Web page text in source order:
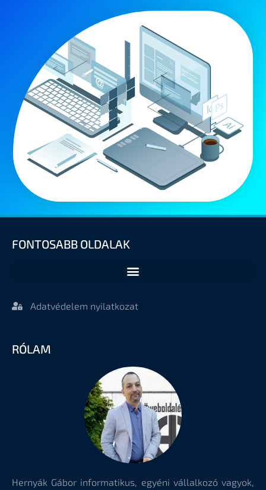
FONTOSABB OLDALAK
Adatvédelem nyilatkozat
RÓLAM
Hernyák Gábor informatikus, egyéni vállalkozó vagyok,